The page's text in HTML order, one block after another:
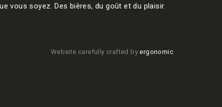
vous soyez. Des bières, du goût et du plaisir.
Website carefully crafted byergonomic